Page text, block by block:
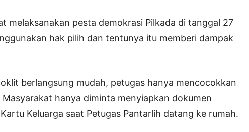
melaksanakan pesta demokrasi Pilkada di tanggal 27
hak pilih dan tentunya itu memberi dampak
berlangsung mudah, petugas hanya mencocokkan
hanya diminta menyiapkan dokumen
Keluarga saat Petugas Pantarlih datang ke rumah.